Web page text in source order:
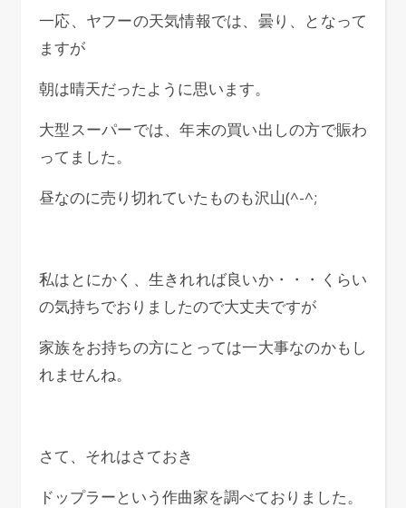
一応、ヤフーの天気情報では、曇り、となって
ますが
朝は晴天だったように思います。
大型スーパーでは、年末の買い出しの方で賑わ
ってました。
昼なのに売り切れていたものも沢山(^-^;
私はとにかく、生きれれば良いか・・・くらい
の気持ちでおりましたので大丈夫ですが
家族をお持ちの方にとっては一大事なのかもし
れませんね。
さて、それはさておき
ドップラーという作曲家を調べておりました。